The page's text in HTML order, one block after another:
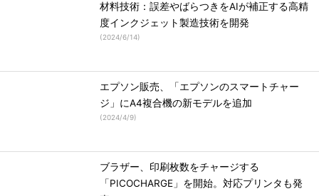
材料技術：誤差やばらつきをAIが補正する高精
度インクジェット製造技術を開発
(2024/6/14)
エプソン販売、「エプソンのスマートチャー
ジ」にA4複合機の新モデルを追加
(2024/4/9)
ブラザー、印刷枚数をチャージする
「PICOCHARGE」を開始。対応プリンタも発